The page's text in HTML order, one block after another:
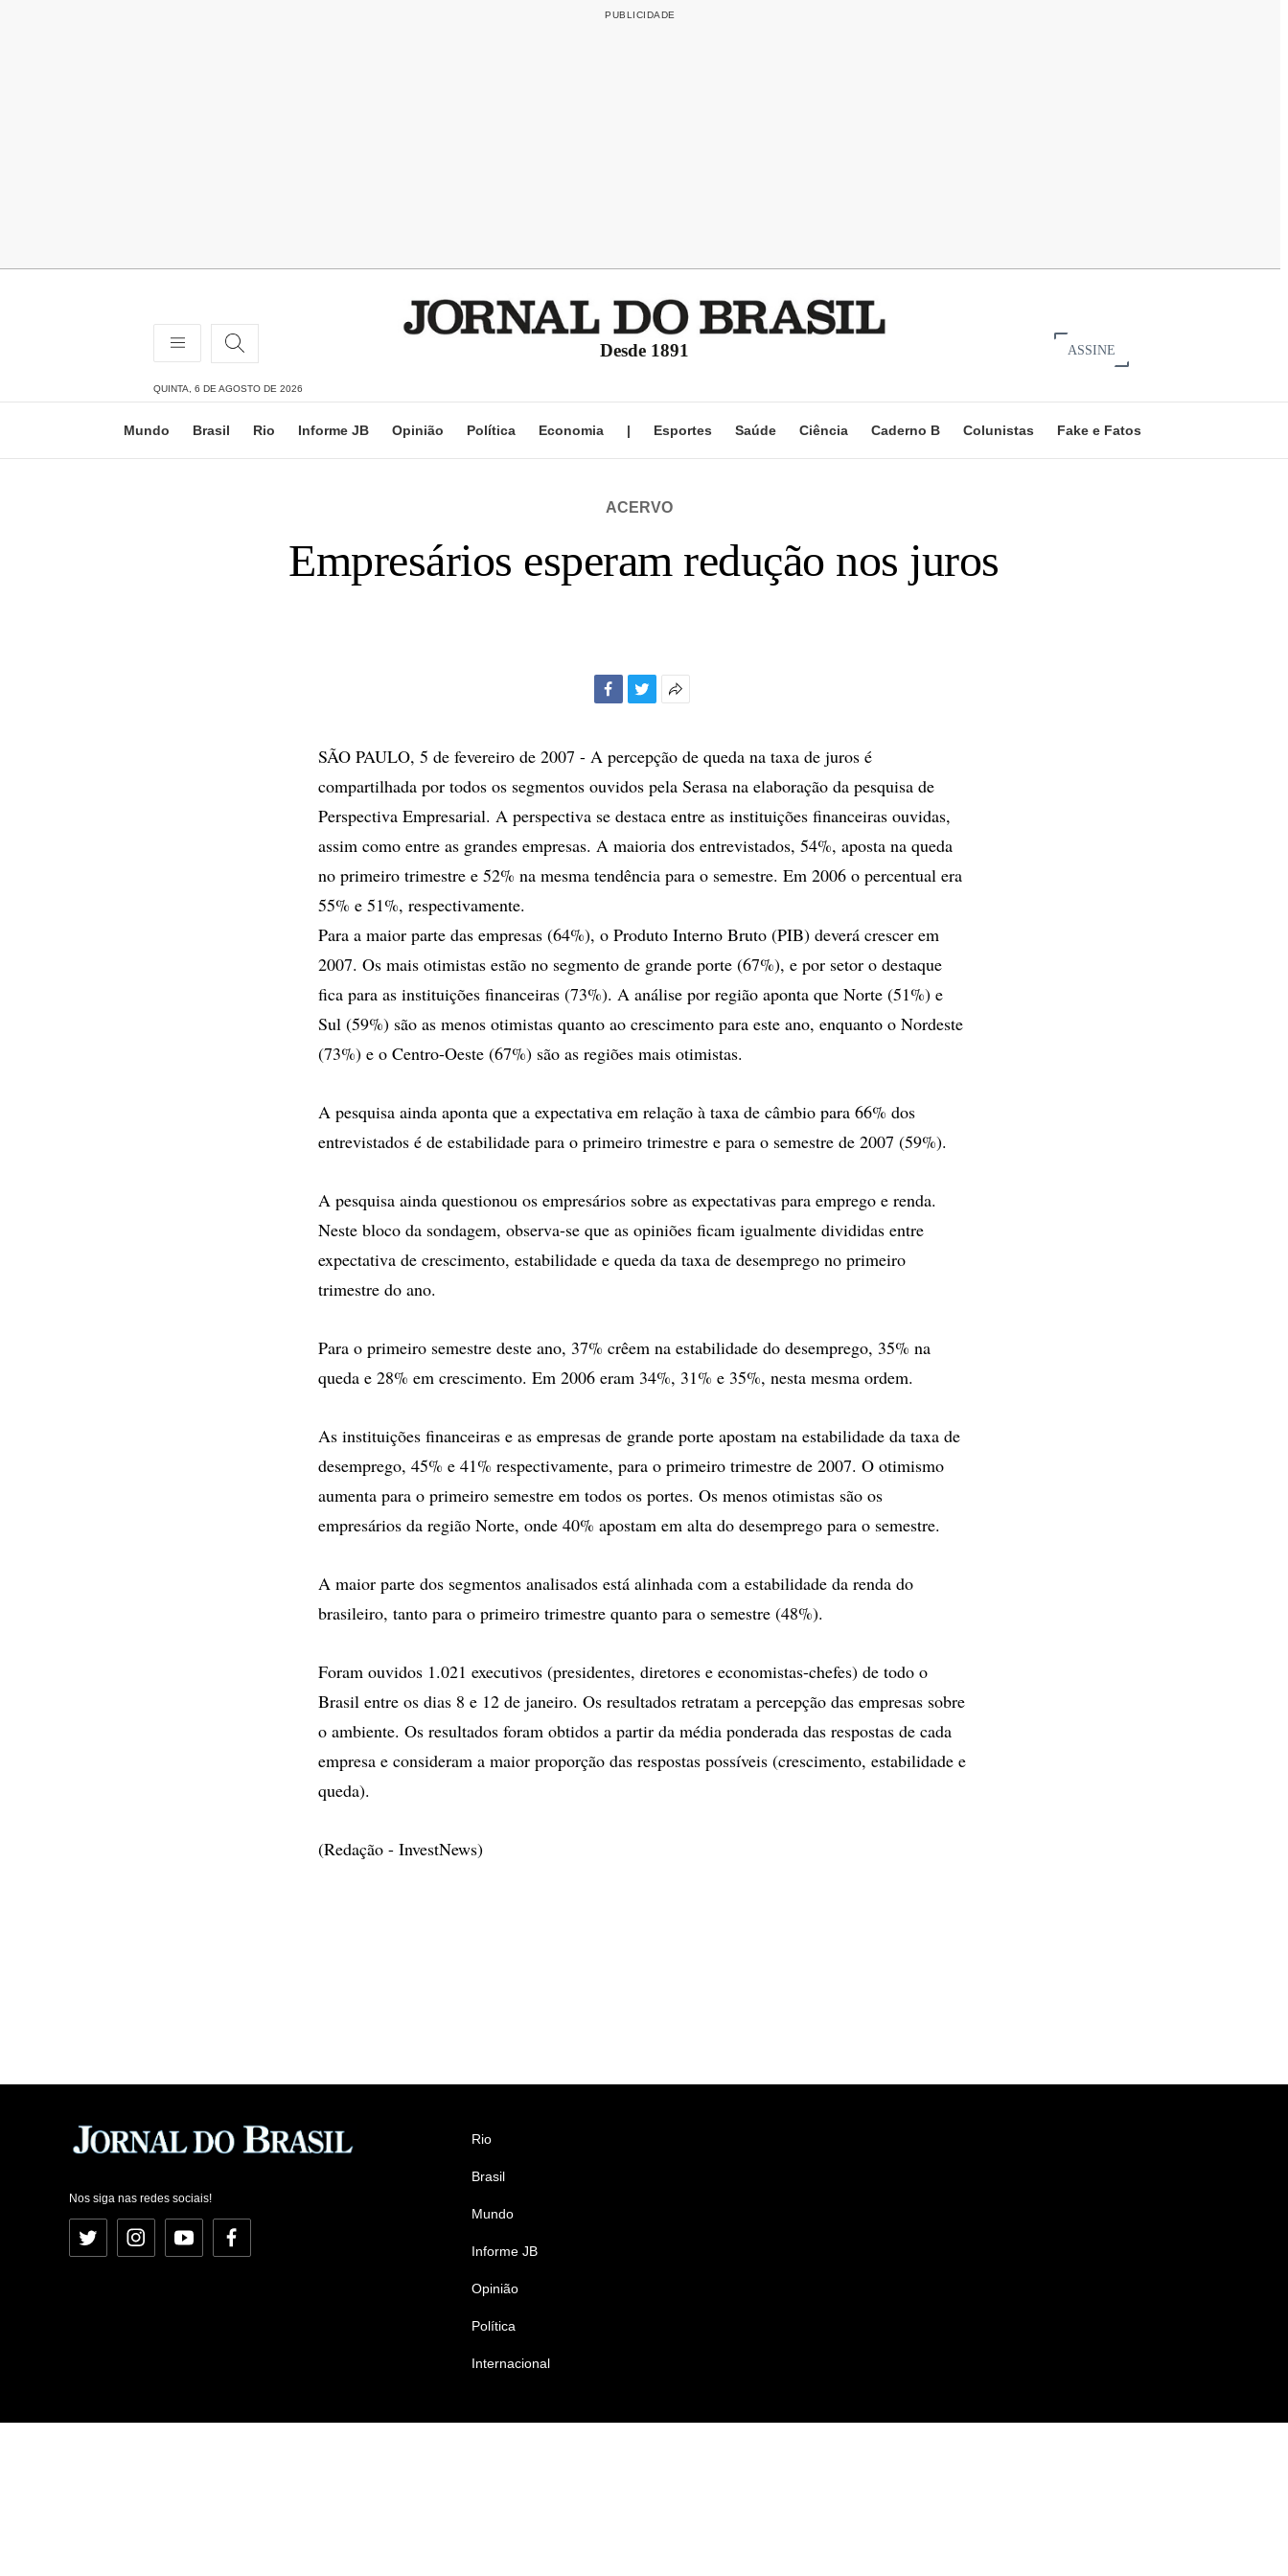
Desde 1891 ASSINE
QUINTA, 6 DE AGOSTO DE 2026
Mundo Brasil Rio Informe JB Opinião Política Economia | Esportes Saúde Ciência Caderno B Colunistas Fake e Fatos
ACERVO
Empresários esperam redução nos juros
compartilhamento
SÃO PAULO, 5 de fevereiro de 2007 - A percepção de queda na taxa de juros é
compartilhada por todos os segmentos ouvidos pela Serasa na elaboração da pesquisa de
Perspectiva Empresarial. A perspectiva se destaca entre as instituições financeiras ouvidas,
assim como entre as grandes empresas. A maioria dos entrevistados, 54%, aposta na queda
no primeiro trimestre e 52% na mesma tendência para o semestre. Em 2006 o percentual era
55% e 51%, respectivamente.
Para a maior parte das empresas (64%), o Produto Interno Bruto (PIB) deverá crescer em
2007. Os mais otimistas estão no segmento de grande porte (67%), e por setor o destaque
fica para as instituições financeiras (73%). A análise por região aponta que Norte (51%) e
Sul (59%) são as menos otimistas quanto ao crescimento para este ano, enquanto o Nordeste
(73%) e o Centro-Oeste (67%) são as regiões mais otimistas.
A pesquisa ainda aponta que a expectativa em relação à taxa de câmbio para 66% dos
entrevistados é de estabilidade para o primeiro trimestre e para o semestre de 2007 (59%).
A pesquisa ainda questionou os empresários sobre as expectativas para emprego e renda.
Neste bloco da sondagem, observa-se que as opiniões ficam igualmente divididas entre
expectativa de crescimento, estabilidade e queda da taxa de desemprego no primeiro
trimestre do ano.
Para o primeiro semestre deste ano, 37% crêem na estabilidade do desemprego, 35% na
queda e 28% em crescimento. Em 2006 eram 34%, 31% e 35%, nesta mesma ordem.
As instituições financeiras e as empresas de grande porte apostam na estabilidade da taxa de
desemprego, 45% e 41% respectivamente, para o primeiro trimestre de 2007. O otimismo
aumenta para o primeiro semestre em todos os portes. Os menos otimistas são os
empresários da região Norte, onde 40% apostam em alta do desemprego para o semestre.
A maior parte dos segmentos analisados está alinhada com a estabilidade da renda do
brasileiro, tanto para o primeiro trimestre quanto para o semestre (48%).
Foram ouvidos 1.021 executivos (presidentes, diretores e economistas-chefes) de todo o
Brasil entre os dias 8 e 12 de janeiro. Os resultados retratam a percepção das empresas sobre
o ambiente. Os resultados foram obtidos a partir da média ponderada das respostas de cada
empresa e consideram a maior proporção das respostas possíveis (crescimento, estabilidade e
queda).
(Redação - InvestNews)
Nos siga nas redes sociais!
Twitter InstagramYouTubeFacebook
Rio
Brasil
Mundo
Informe JB
Opinião
Política
Internacional